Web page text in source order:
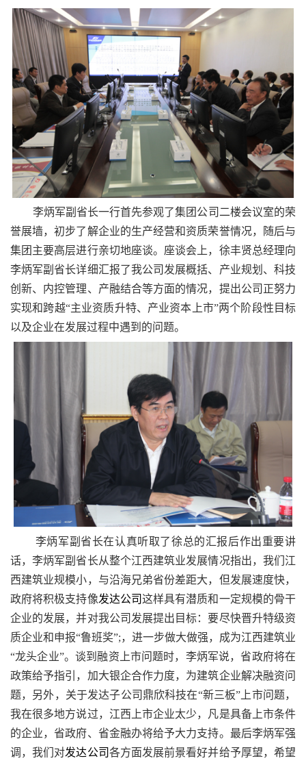
李炳军副省长一行首先参观了集团公司二楼会议室的荣
誉展墙，初步了解企业的生产经营和资质荣誉情况，随后与
集团主要高层进行亲切地座谈。座谈会上，徐丰贤总经理向
李炳军副省长详细汇报了我公司发展概括、产业规划、科技
创新、内控管理、产融结合等方面的情况，提出公司正努力
实现和跨越“主业资质升特、产业资本上市”两个阶段性目标
以及企业在发展过程中遇到的问题。
李炳军副省长在认真听取了徐总的汇报后作出重要讲
话，李炳军副省长从整个江西建筑业发展情况指出，我们江
西建筑业规模小，与沿海兄弟省份差距大，但发展速度快，
政府将积极支持像发达公司 这样具有潜质和一定规模的骨干
企业的发展，并对我公司发展提出目标：要尽快晋升特级资
质企业和申报“鲁班奖”;，进一步做大做强，成为江西建筑业
“龙头企业”。谈到融资上市问题时，李炳军说，省政府将在
政策给予指引，加大银企合作力度，为建筑企业解决融资问
题，另外，关于发达子公司鼎欣科技在“新三板”上市问题，
我在很多地方说过，江西上市企业太少，凡是具备上市条件
的企业，省政府、省金融办将给予大力支持。最后李炳军强
调，我们对发达公司 各方面发展前景看好并给予厚望，希望